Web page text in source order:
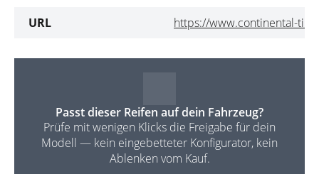
URL
https://www.continental-
Passt dieser Reifen auf dein Fahrzeug?
Prüfe mit wenigen Klicks die Freigabe für dein
Modell — kein eingebetteter Konfigurator, kein
Ablenken vom Kauf.